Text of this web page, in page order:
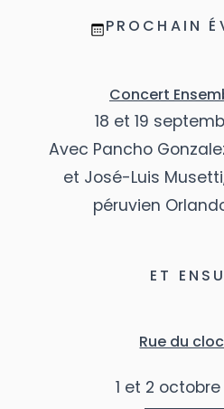
PROCHAIN
Concert
18 et 19
Avec Pancho
et José-Luis
péruvien
ET
Rue du
1 et 2